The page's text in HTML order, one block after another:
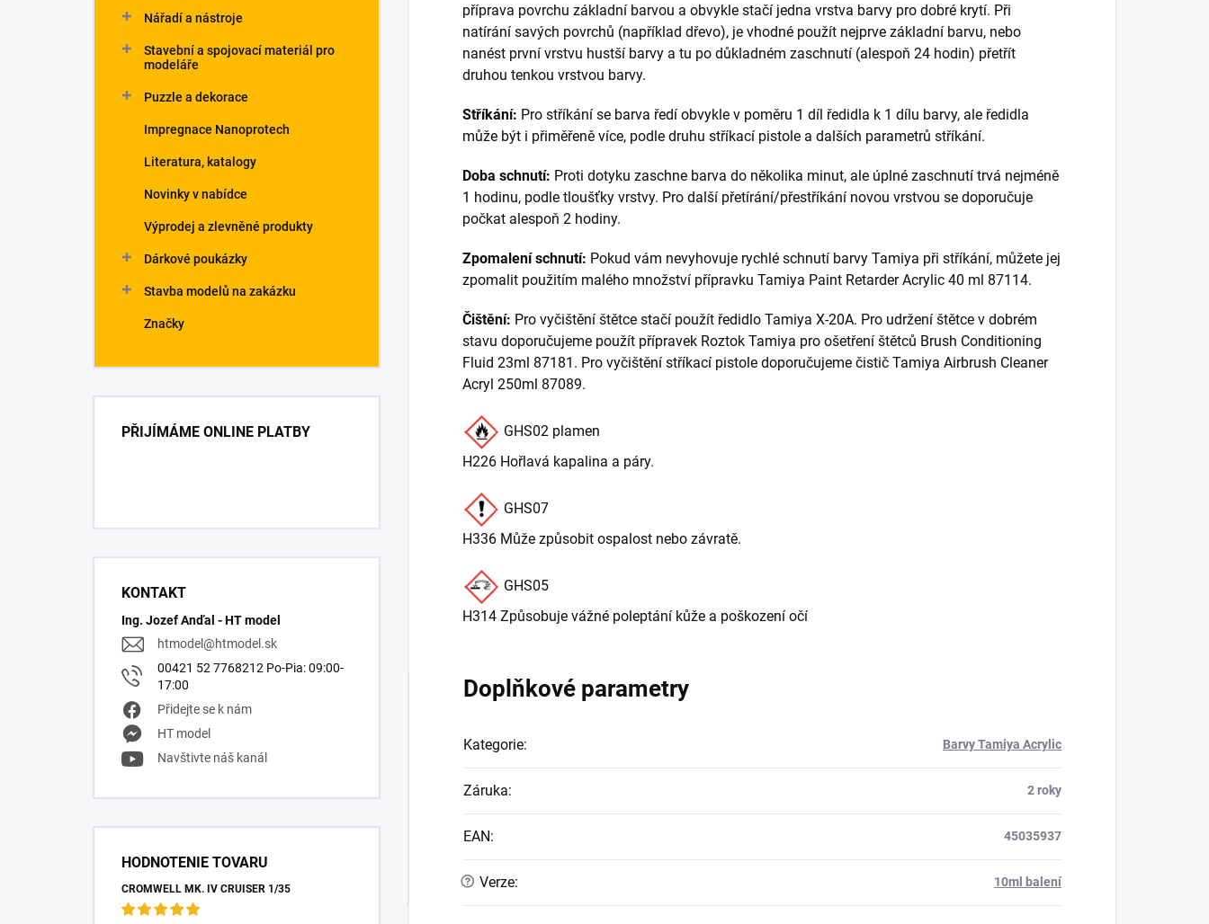
Nářadí a nástroje
Stavební a spojovací materiál pro
modeláře
Puzzle a dekorace
Impregnace Nanoprotech
Literatura, katalogy
Novinky v nabídce
Výprodej a zlevněné produkty
Dárkové poukázky
Stavba modelů na zakázku
Značky
PŘIJÍMÁME ONLINE PLATBY
KONTAKT
Ing. Jozef Anďal - HT model
htmodel@htmodel.sk
00421 52 7768212 Po-Pia: 09:00-
17:00
Přidejte se k nám
HT model
Navštivte náš kanál
HODNOTENIE TOVARU
CROMWELL MK. IV CRUISER 1/35
příprava povrchu základní barvou a obvykle stačí jedna vrstva barvy pro dobré krytí. Při
natírání savých povrchů (například dřevo), je vhodné použít nejprve základní barvu, nebo
nanést první vrstvu hustší barvy a tu po důkladném zaschnutí (alespoň 24 hodin) přetřít
druhou tenkou vrstvou barvy.
Stříkání: Pro stříkání se barva ředí obvykle v poměru 1 díl ředidla k 1 dílu barvy, ale ředidla
může být i přiměřeně více, podle druhu stříkací pistole a dalších parametrů stříkání.
Doba schnutí: Proti dotyku zaschne barva do několika minut, ale úplné zaschnutí trvá nejméně
1 hodinu, podle tloušťky vrstvy. Pro další přetírání/přestříkání novou vrstvou se doporučuje
počkat alespoň 2 hodiny.
Zpomalení schnutí: Pokud vám nevyhovuje rychlé schnutí barvy Tamiya při stříkání, můžete jej
zpomalit použitím malého množství přípravku Tamiya Paint Retarder Acrylic 40 ml 87114.
Čištění: Pro vyčištění štětce stačí použít ředidlo Tamiya X-20A. Pro udržení štětce v dobrém
stavu doporučujeme použít přípravek Roztok Tamiya pro ošetření štětců Brush Conditioning
Fluid 23ml 87181. Pro vyčištění stříkací pistole doporučujeme čistič Tamiya Airbrush Cleaner
Acryl 250ml 87089.
GHS02 plamen
H226 Hořlavá kapalina a páry.
GHS07
H336 Může způsobit ospalost nebo závratě.
GHS05
H314 Způsobuje vážné poleptání kůže a poškození očí
Doplňkové parametry
Kategorie: Barvy Tamiya Acrylic
Záruka: 2 roky
EAN: 45035937
? Verze: 10ml balení